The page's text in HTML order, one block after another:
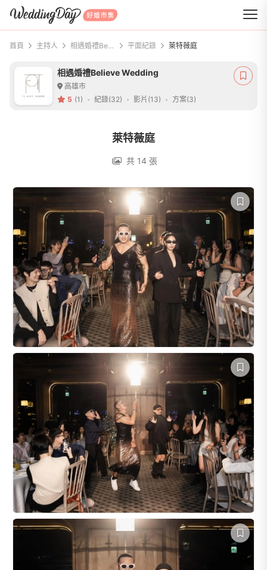
WeddingDay 好婚市集
首頁 主持人 相遇婚禮Believe Wedding 平面紀錄 萊特薇庭
相遇婚禮Believe Wedding
高雄市
5 (1) 紀錄(32) 影片(13) 方案(3)
萊特薇庭
共 14 張